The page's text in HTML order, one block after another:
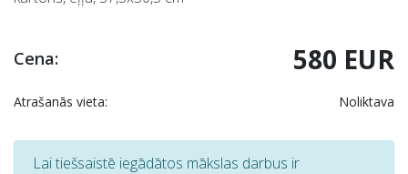
Cena: 580 EUR
Atrašanās vieta: Noliktava
Lai tiešsaistē iegādātos mākslas darbus ir